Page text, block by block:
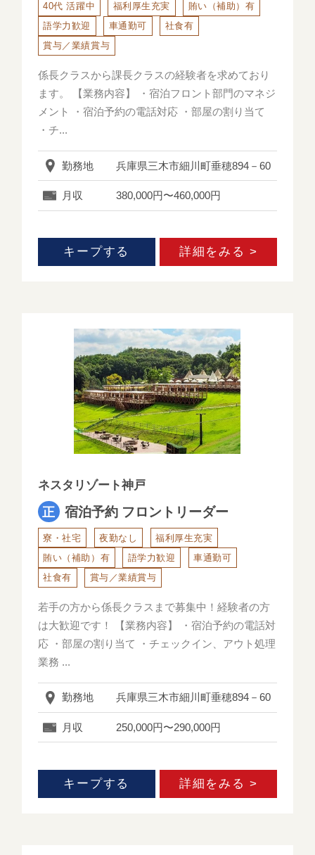
ホーム
お仕事をお探しの方へ
新着求人
求人検索一覧
採用ご担当者様へ
40代 活躍中
福利厚生充実
賄い（補助）有
語学力歓迎
車通勤可
社食有
賞与／業績賞与
係長クラスから課長クラスの経験者を求めており
ます。 【業務内容】 ・宿泊フロント部門のマネジ
メント ・宿泊予約の電話対応 ・部屋の割り当て
・チ...
勤務地 兵庫県三木市細川町垂穂894－60
月収 380,000円〜460,000円
キープする 詳細をみる >
ネスタリゾート神戸
宿泊予約 フロントリーダー
寮・社宅 夜勤なし
福利厚生充実
賄い（補助）有
語学力歓迎
車通勤可
社食有
賞与／業績賞与
若手の方から係長クラスまで募集中！経験者の方
は大歓迎です！ 【業務内容】 ・宿泊予約の電話対
応 ・部屋の割り当て ・チェックイン、アウト処理
業務 ...
勤務地 兵庫県三木市細川町垂穂894－60
月収 250,000円〜290,000円
キープする 詳細をみる >